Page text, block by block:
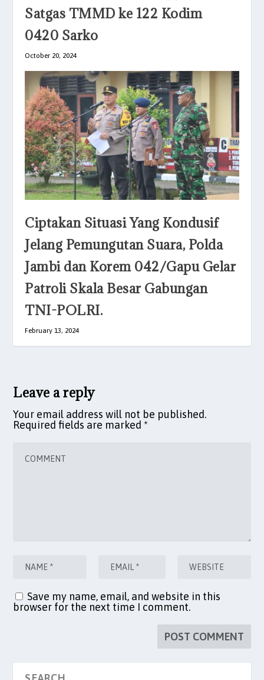
Satgas TMMD ke 122 Kodim
0420 Sarko
October 20, 2024
Ciptakan Situasi Yang Kondusif
Jelang Pemungutan Suara, Polda
Jambi dan Korem 042/Gapu Gelar
Patroli Skala Besar Gabungan
TNI-POLRI.
February 13, 2024
Leave a reply
Your email address will not be published.
Required fields are marked *
Save my name, email, and website in this
browser for the next time I comment.